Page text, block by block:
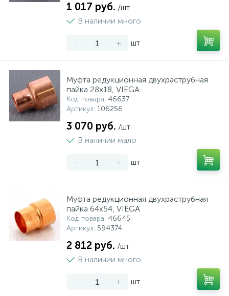
1 017 руб. /шт
В наличии много
- + шт
Муфта редукционная двухраструбная
пайка 28х18, VIEGA
Код товара: 46637
Артикул: 106256
3 070 руб. /шт
В наличии мало
- + шт
Муфта редукционная двухраструбная
пайка 64х54, VIEGA
Код товара: 46645
Артикул: 594374
2 812 руб. /шт
В наличии много
- + шт